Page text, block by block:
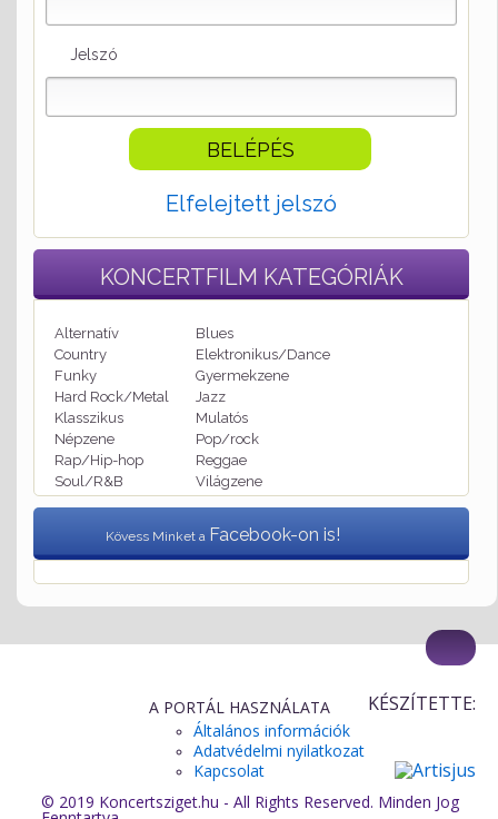
Jelszó
Elfelejtett jelszó
KONCERTFILM KATEGÓRIÁK
Alternatív
Blues
Country
Elektronikus/Dance
Funky
Gyermekzene
Hard Rock/Metal
Jazz
Klasszikus
Mulatós
Népzene
Pop/rock
Rap/Hip-hop
Reggae
Soul/R&B
Világzene
Kövess Minket a Facebook-on is!
© 2019 Koncertsziget.hu - All Rights Reserved. Minden Jog
A PORTÁL HASZNÁLATA
Általános információk
Adatvédelmi nyilatkozat
Kapcsolat
KÉSZÍTETTE: